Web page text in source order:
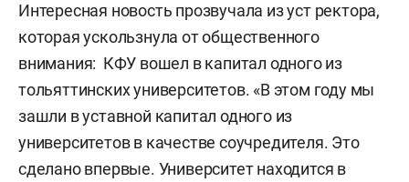
Интересная новость прозвучала из уст ректора,
которая ускользнула от общественного
внимания: КФУ вошел в капитал одного из
тольяттинских университетов. «В этом году мы
зашли в уставной капитал одного из
университетов в качестве соучредителя. Это
сделано впервые. Университет находится в